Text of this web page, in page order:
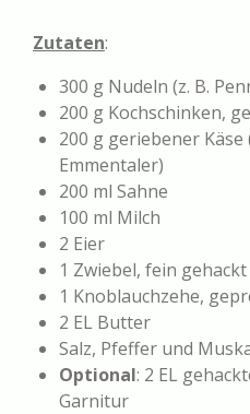
Zutaten:
300 g Nudeln (z. B.
200 g Kochschinken,
200 g geriebener Käse
Emmentaler)
200 ml Sahne
100 ml Milch
2 Eier
1 Zwiebel, fein gehackt
1 Knoblauchzehe,
2 EL Butter
Salz, Pfeffer und
Optional: 2 EL
Garnitur